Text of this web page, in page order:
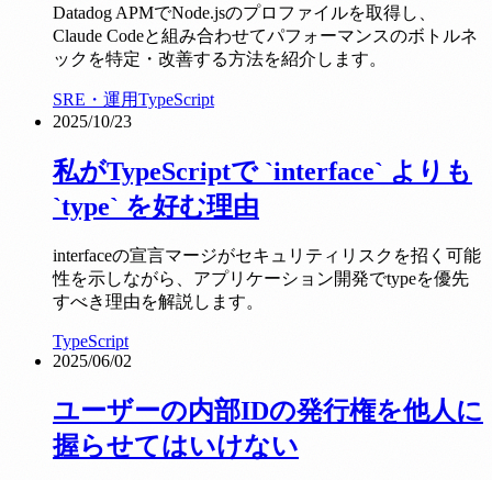
Datadog APMでNode.jsのプロファイルを取得し、
Claude Codeと組み合わせてパフォーマンスのボトルネ
ックを特定・改善する方法を紹介します。
SRE・運用TypeScript
2025/10/23
私がTypeScriptで `interface` よりも
`type` を好む理由
interfaceの宣言マージがセキュリティリスクを招く可能
性を示しながら、アプリケーション開発でtypeを優先
すべき理由を解説します。
TypeScript
2025/06/02
ユーザーの内部IDの発行権を他人に
握らせてはいけない